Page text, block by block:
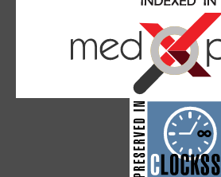
CLOCKSS is a dak archive that
ensures the long-term survival
of web-based scholary
publications, governed by and for
its stakeholders.